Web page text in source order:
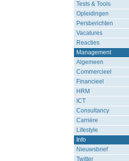
Tests & Tools
Opleidingen
Persberichten
Vacatures
Reacties
Management
Algemeen
Commercieel
Financieel
HRM
ICT
Consultancy
Carrière
Lifestyle
Info
Nieuwsbrief
Twitter